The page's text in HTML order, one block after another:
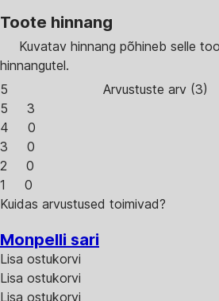
Toote hinnang
Kuvatav hinnang põhineb selle
hinnangutel.
5
Arvustuste arv (3)
5
3
4
0
3
0
2
0
1
0
Kuidas arvustused toimivad?
Monpelli sari
Lisa ostukorvi
Lisa ostukorvi
Lisa ostukorvi